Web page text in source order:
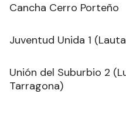
Cancha Cerro Porteño
Juventud Unida 1
Unión del Suburbio 2
Tarragona)